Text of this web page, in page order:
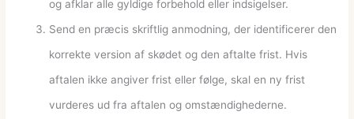
og afklar alle gyldige forbehold eller indsigelser.
Send en præcis skriftlig anmodning, der identificerer den
korrekte version af skødet og den aftalte frist. Hvis
aftalen ikke angiver frist eller følge, skal en ny frist
vurderes ud fra aftalen og omstændighederne.